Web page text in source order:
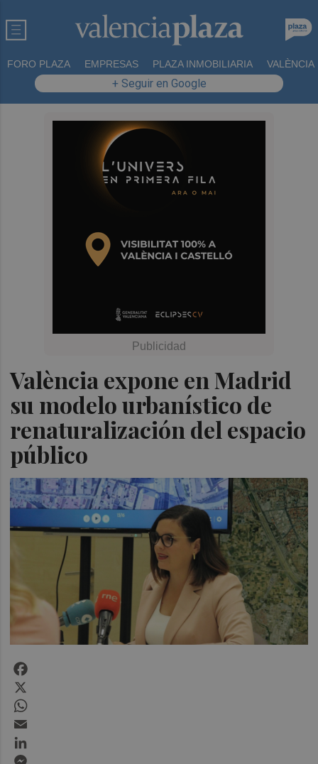
FORO PLAZA EMPRESAS PLAZA INMOBILIARIA VALÈNCIA
+ Seguir en Google
València expone en Madrid
su modelo urbanístico de
renaturalización del espacio
público